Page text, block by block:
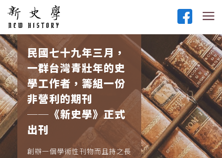
民國七十九年三月，
一群台灣青壯年的史
學工作者，籌組一份
非營利的期刊
──《新史學》正式
出刊
創辦一個學術性刊物而且持之長